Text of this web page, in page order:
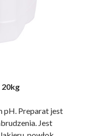
20kg
pH. Preparat jest
Jest